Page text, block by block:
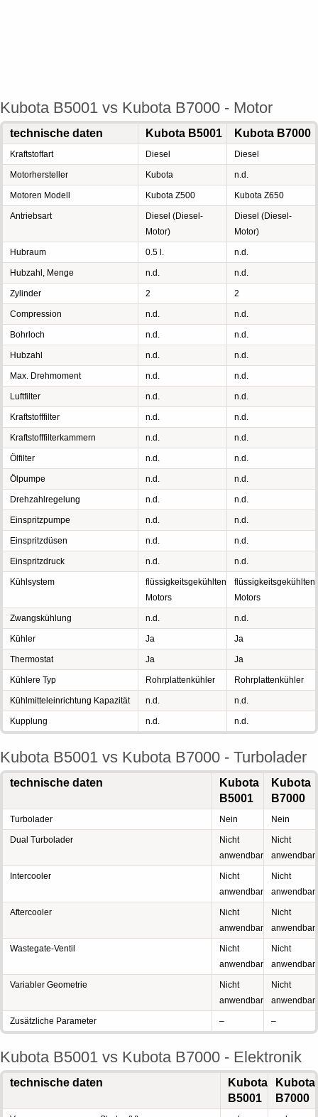
Kubota B5001 vs Kubota B7000 - Motor
technische daten Kubota B5001 Kubota B7000
Kraftstoffart Diesel Diesel
Motorhersteller Kubota n.d.
Motoren Modell Kubota Z500 Kubota Z650
Antriebsart
Diesel (Diesel-
Motor)
Diesel (Diesel-
Motor)
Hubraum 0.5 l. n.d.
Hubzahl, Menge n.d. n.d.
Zylinder 2 2
Compression n.d. n.d.
Bohrloch n.d. n.d.
Hubzahl n.d. n.d.
Max. Drehmoment n.d. n.d.
Luftfilter n.d. n.d.
Kraftstofffilter n.d. n.d.
Kraftstofffilterkammern n.d. n.d.
Ölfilter n.d. n.d.
Ölpumpe n.d. n.d.
Drehzahlregelung n.d. n.d.
Einspritzpumpe n.d. n.d.
Einspritzdüsen n.d. n.d.
Einspritzdruck n.d. n.d.
Kühlsystem
flüssigkeitsgekühlten
Motors
flüssigkeitsgekühlten
Motors
Zwangskühlung n.d. n.d.
Kühler Ja Ja
Thermostat Ja Ja
Kühlere Typ Rohrplattenkühler Rohrplattenkühler
Kühlmitteleinrichtung Kapazität n.d. n.d.
Kupplung n.d. n.d.
Kubota B5001 vs Kubota B7000 - Turbolader
technische daten
Kubota
B5001
Kubota
B7000
Turbolader Nein Nein
Dual Turbolader
Nicht
anwendbar
Nicht
anwendbar
Intercooler
Nicht
anwendbar
Nicht
anwendbar
Aftercooler
Nicht
anwendbar
Nicht
anwendbar
Wastegate-Ventil
Nicht
anwendbar
Nicht
anwendbar
Variabler Geometrie
Nicht
anwendbar
Nicht
anwendbar
Zusätzliche Parameter – –
Kubota B5001 vs Kubota B7000 - Elektronik
technische daten
Kubota
B5001
Kubota
B7000